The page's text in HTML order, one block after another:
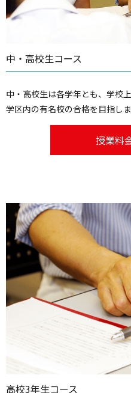
中・高校生コース
中・高校生は各学年とも、学校
学区内の有名校の合格を目指しま
授業料
高校3年生コース